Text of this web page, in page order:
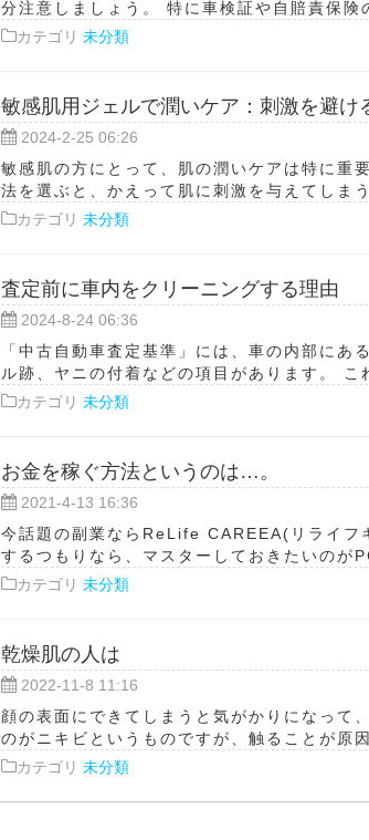
分注意しましょう。 特に車検証や自賠責保険
カテゴリ 未分類
敏感肌用ジェルで潤いケア：刺激を避け
2024-2-25 06:26
敏感肌の方にとって、肌の潤いケアは特に重
法を選ぶと、かえって肌に刺激を与えてしま
カテゴリ 未分類
査定前に車内をクリーニングする理由
2024-8-24 06:36
「中古自動車査定基準」には、車の内部にあ
ル跡、ヤニの付着などの項目があります。 こ
カテゴリ 未分類
お金を稼ぐ方法というのは…。
2021-4-13 16:36
今話題の副業ならReLife CAREEA(リライフ
するつもりなら、マスターしておきたいのが
カテゴリ 未分類
乾燥肌の人は
2022-11-8 11:16
顔の表面にできてしまうと気がかりになって
のがニキビというものですが、触ることが原
カテゴリ 未分類